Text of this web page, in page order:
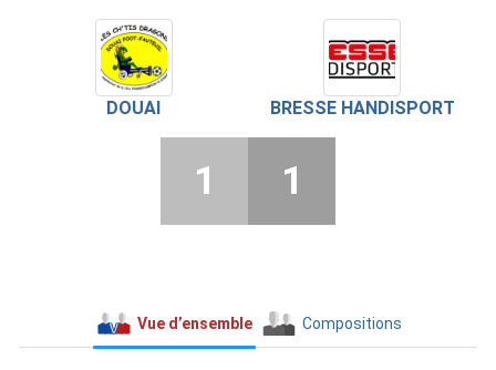
DOUAI BRESSE HANDISPORT
1 1
Vue d’ensemble Compositions